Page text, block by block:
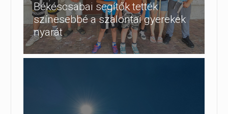
Békéscsabai segítők tették
színesebbé a szalontai gyerekek
nyarát